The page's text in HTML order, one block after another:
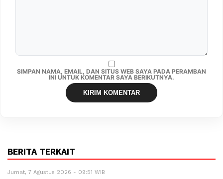
SIMPAN NAMA, EMAIL, DAN SITUS WEB SAYA PADA PERAMBAN
INI UNTUK KOMENTAR SAYA BERIKUTNYA.
BERITA TERKAIT
Jumat, 7 Agustus 2026 - 09:51 WIB